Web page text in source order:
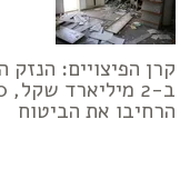
קרן הפיצויים: הנזק
הרחיבו את הביטוח